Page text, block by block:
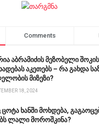
Comments
აბრამიძის მეზობელი
აკეთებს – რა გახდა
მიზეზი?
18, 2024
ცოტა ხანში მოხდება,
ლალი მოროშკინა?